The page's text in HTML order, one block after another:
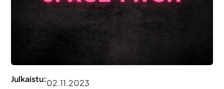
Julkaistu:02.11.2023